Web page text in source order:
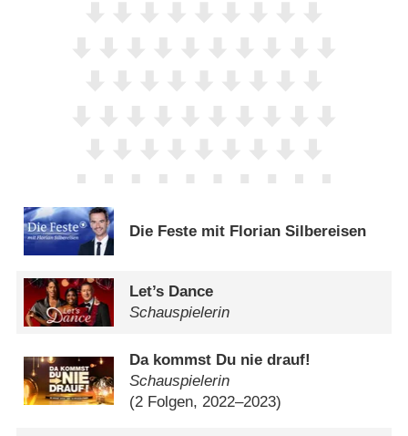
Die Feste mit Florian Silbereisen
Let’s Dance
Schauspielerin
Da kommst Du nie drauf!
Schauspielerin
(2 Folgen, 2022–2023)